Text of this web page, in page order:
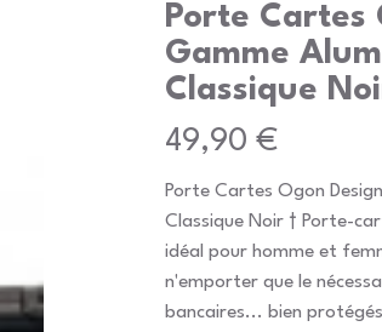
Porte Cartes
Gamme
Classique
Prix
49,90 €
Porte Cartes Ogon
Classique Noir † Porte-
idéal pour homme et
n'emporter que le
bancaires... bien